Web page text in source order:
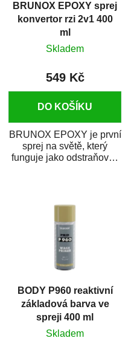
BRUNOX EPOXY sprej
konvertor rzi 2v1 400
ml
Skladem
549 Kč
DO KOŠÍKU
BRUNOX EPOXY je první
sprej na světě, který
funguje jako odstraňovač
BODY P960 reaktivní
základová barva ve
spreji 400 ml
Skladem